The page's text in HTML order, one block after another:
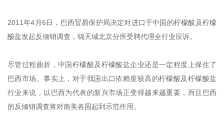
2011年4月6日，巴西贸易保护局决定对进口于中国的柠檬酸及柠檬
酸盐发起反倾销调查，锦天城北京分所受聘代理全行业应诉。
尽管过程曲折，中国柠檬酸及柠檬酸盐企业还是一定程度上保住了
巴西市场。事实上，对于我国出口依赖度较高的柠檬酸及柠檬酸盐
行业来说，以巴西为代表的新兴市场正变得越来越重要，而且巴西
的反倾销调查将对南美各国起到示范作用。